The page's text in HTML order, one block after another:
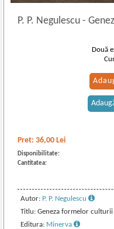
P. P. Negulescu-
Pret:36,00 Lei
Disponibilitate:
Cantitatea:
Autor: P. P. Negulescu
Titlu: Geneza formelor
Editura: Minerva
Două